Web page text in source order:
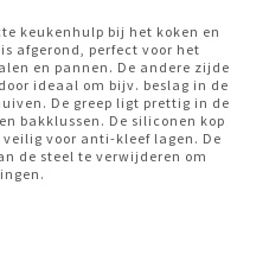
keukenhulp bij het koken en
afgerond, perfect voor het
en pannen. De andere zijde
ideaal om bijv. beslag in de
De greep ligt prettig in de
bakklussen. De siliconen kop
voor anti-kleef lagen. De
de steel te verwijderen om